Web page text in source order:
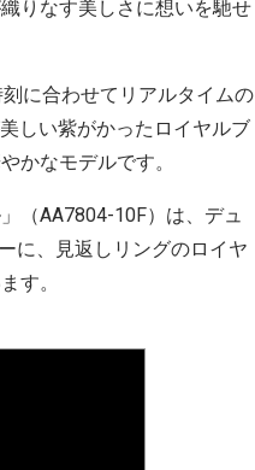
りなす美しさに想いを馳せ
に合わせてリアルタイムの
しい紫がかったロイヤルブ
かなモデルです。
（AA7804-10F）は、デュ
に、見返しリングのロイヤ
す。